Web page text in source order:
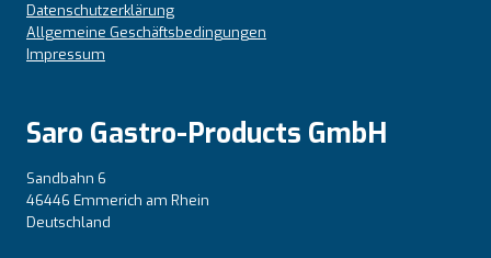
Datenschutzerklärung
Allgemeine Geschäftsbedingungen
Impressum
Saro Gastro-Products GmbH
Sandbahn 6
46446 Emmerich am Rhein
Deutschland